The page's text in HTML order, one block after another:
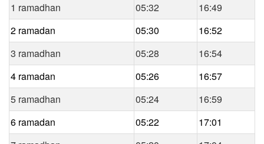
1 ramadhan
05:32
16:49
2 ramadan
05:30
16:52
3 ramadhan
05:28
16:54
4 ramadan
05:26
16:57
5 ramadhan
05:24
16:59
6 ramadan
05:22
17:01